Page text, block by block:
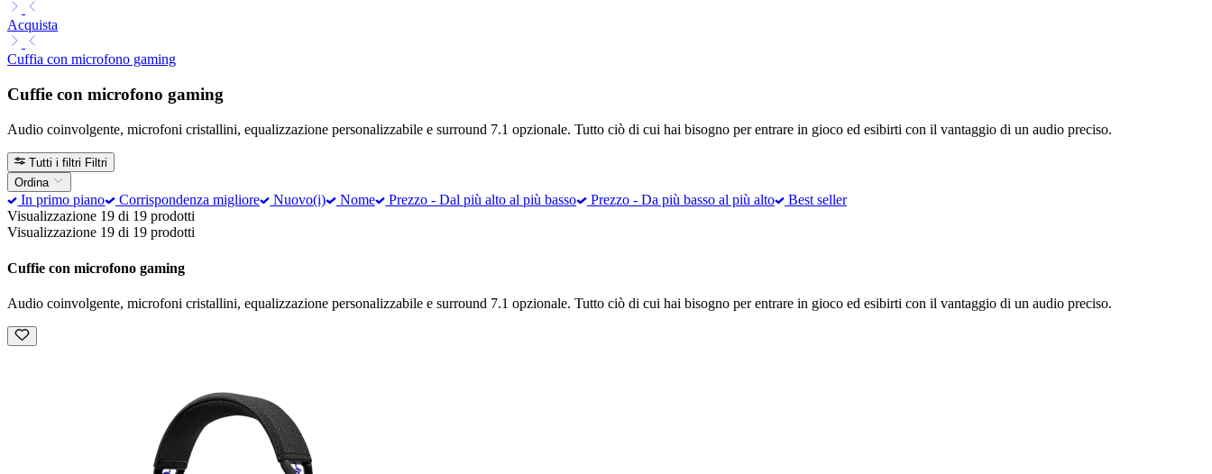
Acquista
Cuffia con microfono gaming
Cuffie con microfono gaming
Audio coinvolgente, microfoni cristallini, equalizzazione personalizzabile e surround 7.1 opzionale. Tutto ciò di cui hai bisogno per entrare in gioco ed esibirti con il vantaggio di un audio preciso.
Tutti i filtri Filtri
Ordina
In primo piano Corrispondenza migliore Nuovo(i) Nome Prezzo - Dal più alto al più basso Prezzo - Da più basso al più alto
Best seller
Visualizzazione 19 di 19 prodotti
Visualizzazione 19 di 19 prodotti
Cuffie con microfono gaming
Audio coinvolgente, microfoni cristallini, equalizzazione personalizzabile e surround 7.1 opzionale. Tutto ciò di cui hai bisogno per entrare in gioco ed esibirti con il vantaggio di un audio preciso.